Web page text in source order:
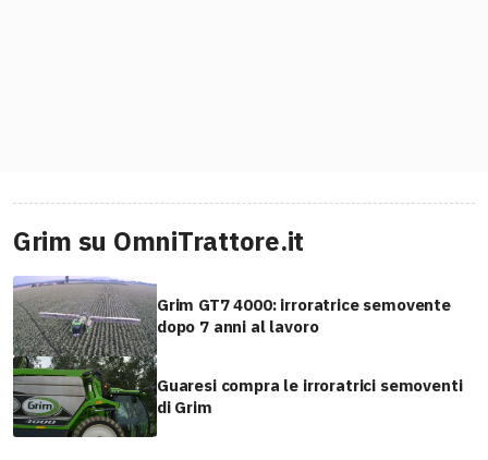
Grim su OmniTrattore.it
Grim GT7 4000: irroratrice semovente
dopo 7 anni al lavoro
Guaresi compra le irroratrici semoventi
di Grim